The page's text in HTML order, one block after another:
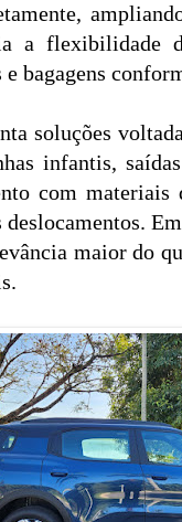
a flexibilidade
bagagens
soluções
infantis,
com
maior do